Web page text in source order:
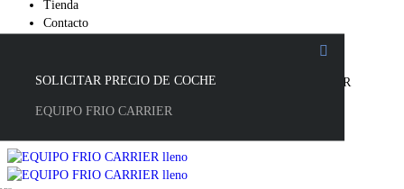
Tienda
Contacto
ALFOZ GROUP>Listings>Usados>EQUIPO FRIO CARRIER
EQUIPO FRIO CARRIER
SOLICITAR PRECIO DE COCHE
EQUIPO FRIO CARRIER